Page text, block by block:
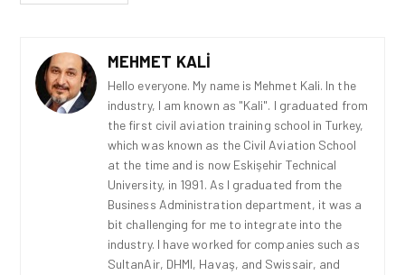
MEHMET KALI
Hello everyone. My name is Mehmet Kali. In the
industry, I am known as "Kali". I graduated from
the first civil aviation training school in Turkey,
which was known as the Civil Aviation School
at the time and is now Eskişehir Technical
University, in 1991. As I graduated from the
Business Administration department, it was a
bit challenging for me to integrate into the
industry. I have worked for companies such as
SultanAir, DHMI, Havaş, and Swissair, and